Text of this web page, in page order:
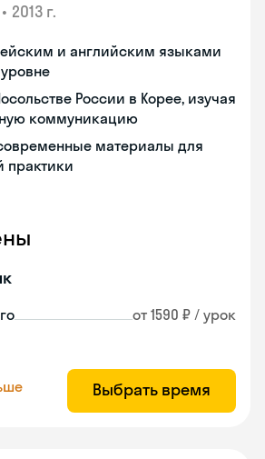
• 2013 г.
и английским языками
России в Корее, изучая
коммуникацию
материалы для
практики
от 1590 ₽ / урок
Выбрать время